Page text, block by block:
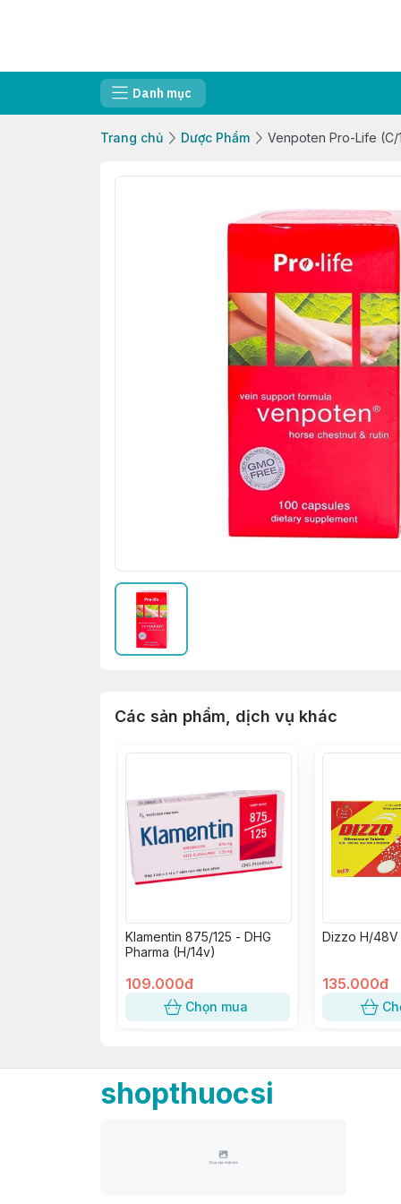
Danh mục
Trang chủ Dược Phẩm Venpoten Pro-Life (C/
Các sản phẩm, dịch vụ khác
Klamentin 875/125 - DHG
Pharma (H/14v)
109.000đ
Chọn mua
Dizzo H/48V
135.000đ
shopthuocsi